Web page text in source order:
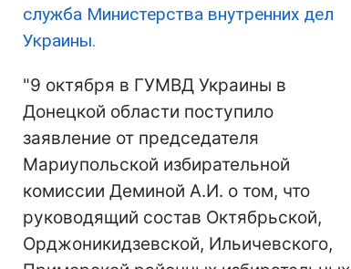
служба Министерства внутренних дел
Украины.
"9 октября в ГУМВД Украины в
Донецкой области поступило
заявление от председателя
Мариупольской избирательной
комиссии Деминой А.И. о том, что
руководящий состав Октябрьской,
Орджоникидзевской, Ильичевского,